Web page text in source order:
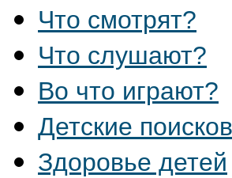
Что смотрят?
Что слушают?
Во что играют?
Детские
Здоровье детей